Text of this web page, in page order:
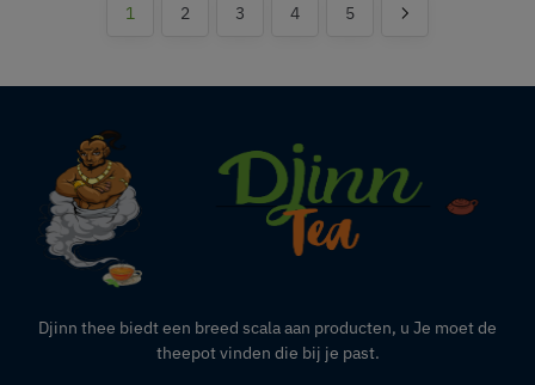
1 2 3 4 5
Djinn thee biedt een breed scala aan producten, u Je moet de
theepot vinden die bij je past.